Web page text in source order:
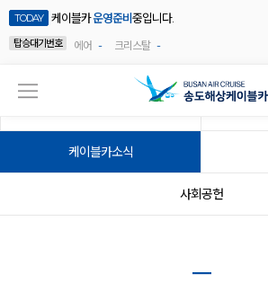
TODAY 케이블카운영준비 중입니다.
탑승대기번호
에어 - 크리스탈 -
케이블카소식
사회공헌